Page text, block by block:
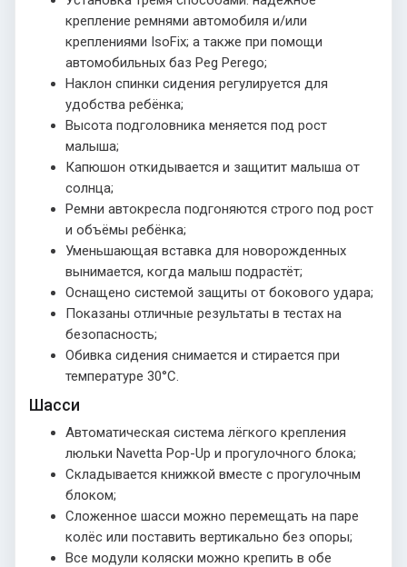
крепление ремнями автомобиля и/или
креплениями IsoFix; а также при помощи
автомобильных баз Peg Perego;
Наклон спинки сидения регулируется для
удобства ребёнка;
Высота подголовника меняется под рост
малыша;
Капюшон откидывается и защитит малыша от
солнца;
Ремни автокресла подгоняются строго под рост
и объёмы ребёнка;
Уменьшающая вставка для новорожденных
вынимается, когда малыш подрастёт;
Оснащено системой защиты от бокового удара;
Показаны отличные результаты в тестах на
безопасность;
Обивка сидения снимается и стирается при
температуре 30°С.
Шасси
Автоматическая система лёгкого крепления
люльки Navetta Pop-Up и прогулочного блока;
Складывается книжкой вместе с прогулочным
блоком;
Сложенное шасси можно перемещать на паре
колёс или поставить вертикально без опоры;
Все модули коляски можно крепить в обе